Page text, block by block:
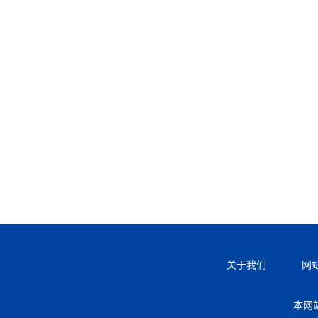
关于我们 网
本网